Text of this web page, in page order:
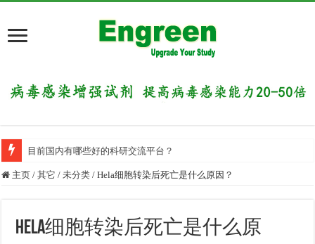
目前国内有哪些好的科研交流平台？
主页 / 其它 / 未分类 / Hela细胞转染后死亡是什么原因？
Hela细胞转染后死亡是什么原